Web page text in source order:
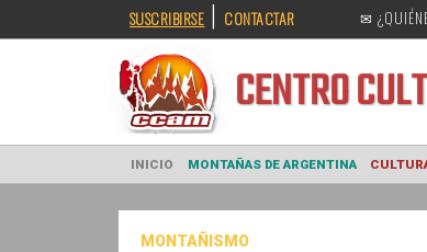
SUSCRIBIRSE | CONTACTAR ✉
CENTRO
INICIO MONTAÑAS DE ARGENTINA
MONTAÑISMO